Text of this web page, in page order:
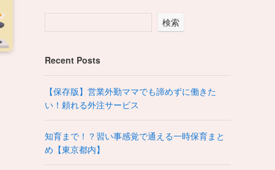
検索
Recent Posts
【保存版】営業外勤ママでも諦めずに働きた
い！頼れる外注サービス
知育まで！？習い事感覚で通える一時保育まと
め【東京都内】